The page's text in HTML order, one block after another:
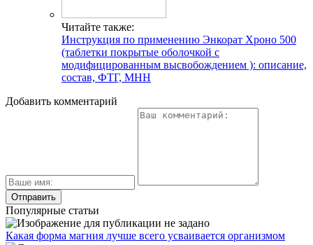
Читайте также:
Инструкция по применению Энкорат Хроно 500
(таблетки покрытые оболочкой с
модифицированным высвобождением ): описание,
состав, ФТГ, МНН
Добавить комментарий
Популярные статьи
Какая форма магния лучше всего усваивается организмом